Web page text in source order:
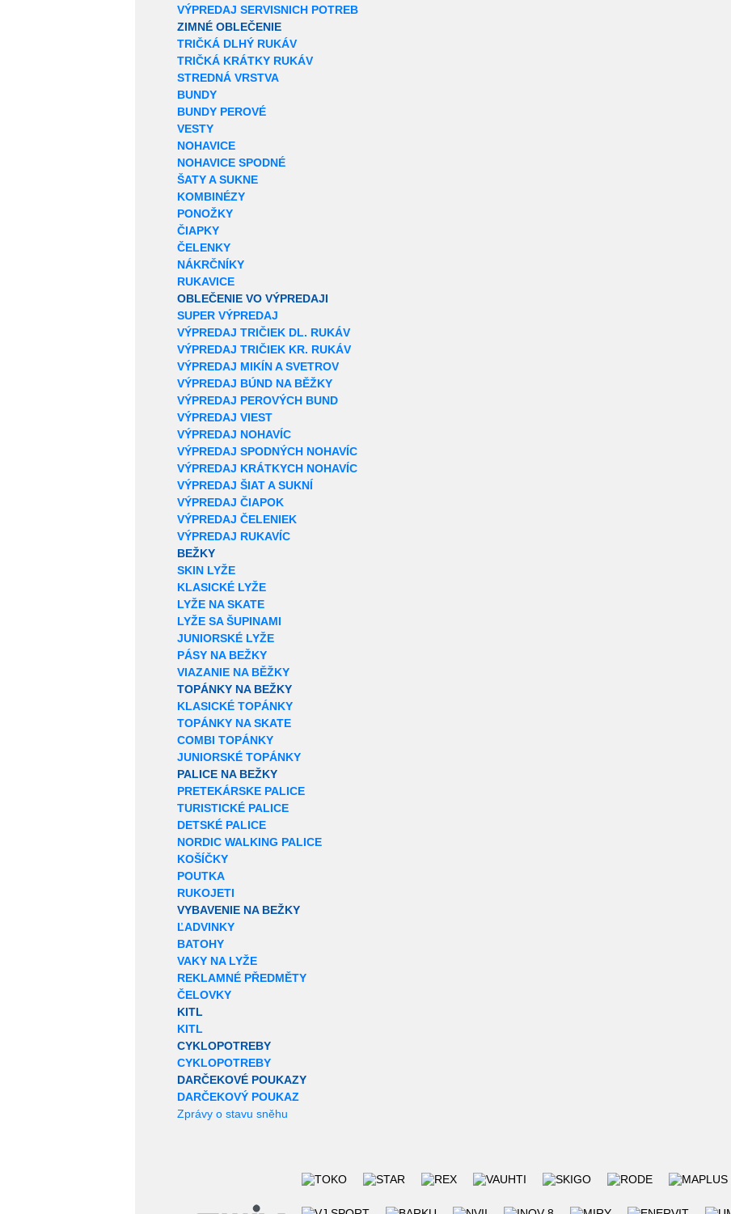
VÝPREDAJ SERVISNICH POTREB
ZIMNÉ OBLEČENIE
TRIČKÁ DLHÝ RUKÁV
TRIČKÁ KRÁTKY RUKÁV
STREDNÁ VRSTVA
BUNDY
BUNDY PEROVÉ
VESTY
NOHAVICE
NOHAVICE SPODNÉ
ŠATY A SUKNE
KOMBINÉZY
PONOŽKY
ČIAPKY
ČELENKY
NÁKRČNÍKY
RUKAVICE
OBLEČENIE VO VÝPREDAJI
SUPER VÝPREDAJ
VÝPREDAJ TRIČIEK DL. RUKÁV
VÝPREDAJ TRIČIEK KR. RUKÁV
VÝPREDAJ MIKÍN A SVETROV
VÝPREDAJ BÚND NA BĚŽKY
VÝPREDAJ PEROVÝCH BUND
VÝPREDAJ VIEST
VÝPREDAJ NOHAVÍC
VÝPREDAJ SPODNÝCH NOHAVÍC
VÝPREDAJ KRÁTKYCH NOHAVÍC
VÝPREDAJ ŠIAT A SUKNÍ
VÝPREDAJ ČIAPOK
VÝPREDAJ ČELENIEK
VÝPREDAJ RUKAVÍC
BEŽKY
SKIN LYŽE
KLASICKÉ LYŽE
LYŽE NA SKATE
LYŽE SA ŠUPINAMI
JUNIORSKÉ LYŽE
PÁSY NA BEŽKY
VIAZANIE NA BĚŽKY
TOPÁNKY NA BEŽKY
KLASICKÉ TOPÁNKY
TOPÁNKY NA SKATE
COMBI TOPÁNKY
JUNIORSKÉ TOPÁNKY
PALICE NA BEŽKY
PRETEKÁRSKE PALICE
TURISTICKÉ PALICE
DETSKÉ PALICE
NORDIC WALKING PALICE
KOŠÍČKY
POUTKA
RUKOJETI
VYBAVENIE NA BEŽKY
ĽADVINKY
BATOHY
VAKY NA LYŽE
REKLAMNÉ PŘEDMĚTY
ČELOVKY
KITL
KITL
CYKLOPOTREBY
CYKLOPOTREBY
DARČEKOVÉ POUKAZY
DARČEKOVÝ POUKAZ
Zprávy o stavu sněhu